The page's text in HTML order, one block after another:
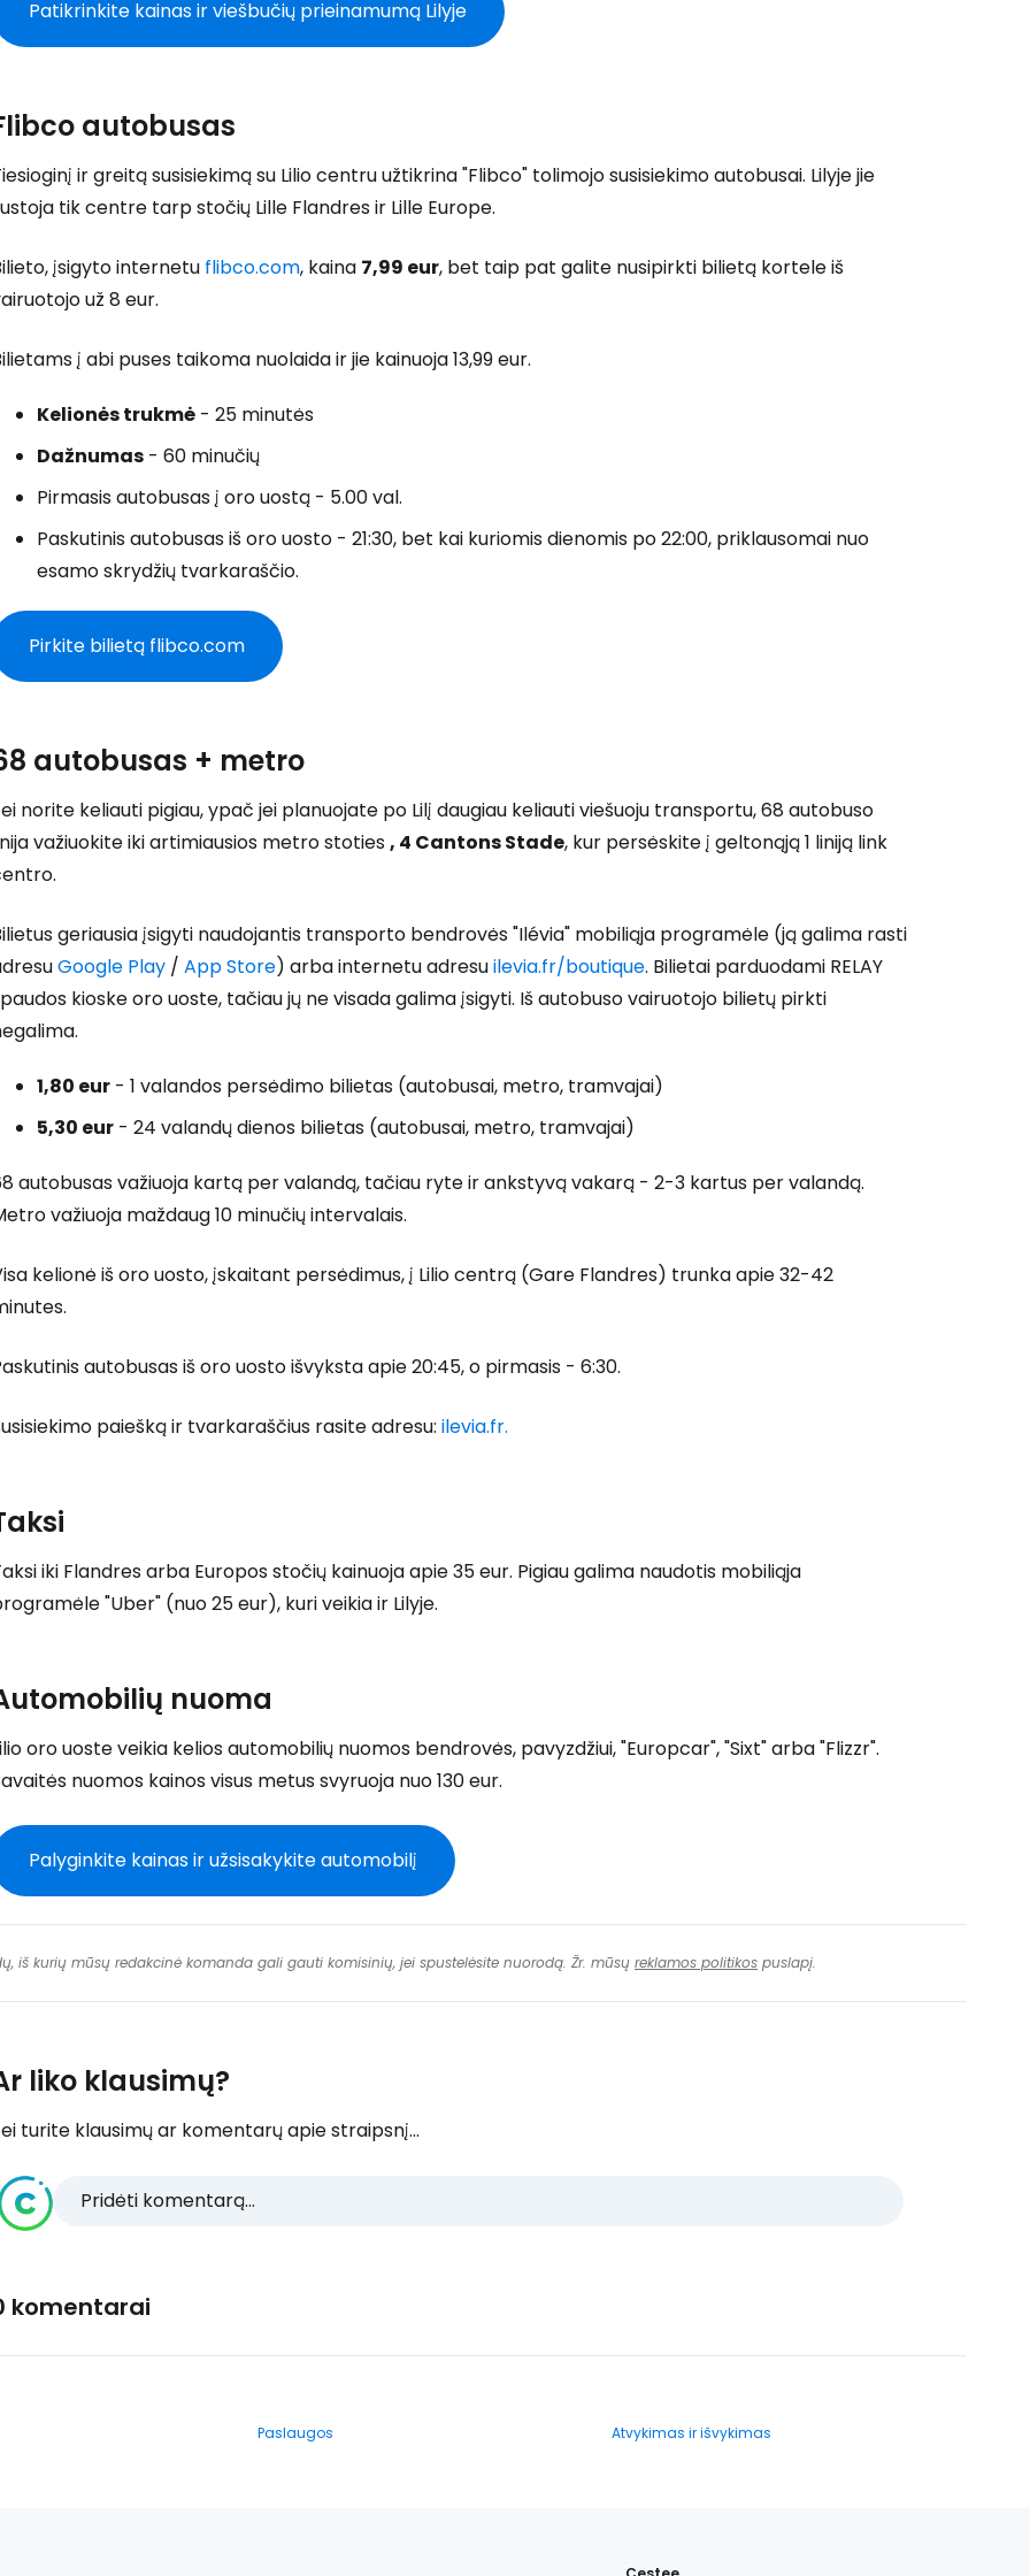
Patikrinkite kainas ir viešbučių prieinamumą Lilyje
autobusas
ir greitą susisiekimą su Lilio centru užtikrina "Flibco" tolimojo susisiekimo autobusai. Lilyje jie
tik centre tarp stočių Lille Flandres ir Lille Europe.
įsigyto internetu flibco.com, kaina 7,99 eur, bet taip pat galite nusipirkti bilietą kortele iš
už 8 eur.
į abi puses taikoma nuolaida ir jie kainuoja 13,99 eur.
Kelionės trukmė - 25 minutės
Dažnumas - 60 minučių
Pirmasis autobusas į oro uostą - 5.00 val.
Paskutinis autobusas iš oro uosto - 21:30, bet kai kuriomis dienomis po 22:00, priklausomai nuo
esamo skrydžių tvarkaraščio.
Pirkite bilietą flibco.com
autobusas + metro
norite keliauti pigiau, ypač jei planuojate po Lilį daugiau keliauti viešuoju transportu, 68 autobuso
važiuokite iki artimiausios metro stoties, 4 Cantons Stade, kur persėskite į geltonąją 1 liniją link
geriausia įsigyti naudojantis transporto bendrovės "Ilévia" mobiliąja programėle (ją galima rasti
Google Play / App Store) arba internetu adresuilevia.fr/boutique. Bilietai parduodami RELAY
kioske oro uoste, tačiau jų ne visada galima įsigyti. Iš autobuso vairuotojo bilietų pirkti
1,80 eur - 1 valandos persėdimo bilietas (autobusai, metro, tramvajai)
5,30 eur - 24 valandų dienos bilietas (autobusai, metro, tramvajai)
autobusas važiuoja kartą per valandą, tačiau ryte ir ankstyvą vakarą - 2-3 kartus per valandą.
važiuoja maždaug 10 minučių intervalais.
kelionė iš oro uosto, įskaitant persėdimus, į Lilio centrą (Gare Flandres) trunka apie 32-42
autobusas iš oro uosto išvyksta apie 20:45, o pirmasis - 6:30.
paiešką ir tvarkaraščius rasite adresu: ilevia.fr.
iki Flandres arba Europos stočių kainuoja apie 35 eur. Pigiau galima naudotis mobiliąja
"Uber" (nuo 25 eur), kuri veikia ir Lilyje.
nuoma
oro uoste veikia kelios automobilių nuomos bendrovės, pavyzdžiui, "Europcar", "Sixt" arba "Flizzr".
nuomos kainos visus metus svyruoja nuo 130 eur.
Palyginkite kainas ir užsisakykite automobilį
iš kurių mūsų redakcinė komanda gali gauti komisinių, jei spustelėsite nuorodą. Žr. mūsų reklamos politikos puslapį.
liko klausimų?
turite klausimų ar komentarų apie straipsnį...
Pridėti komentarą...
komentarai
Paslaugos Atvykimas ir išvykimas
Prisijunkite prie Cestee
... pasaulinė kelionių bendruomenė
Tęsti su Facebook